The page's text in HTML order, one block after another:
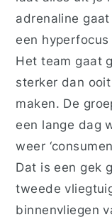
adrenaline
een
Het team gaat
sterker dan
maken. De
een lange dag
weer
Dat is een gek
tweede
binnenvliegen